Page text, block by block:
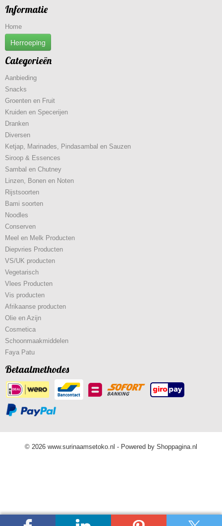
Informatie
Home
Herroeping
Categorieën
Aanbieding
Snacks
Groenten en Fruit
Kruiden en Specerijen
Dranken
Diversen
Ketjap, Marinades, Pindasambal en Sauzen
Siroop & Essences
Sambal en Chutney
Linzen, Bonen en Noten
Rijstsoorten
Bami soorten
Noodles
Conserven
Meel en Melk Producten
Diepvries Producten
VS/UK producten
Vegetarisch
Vlees Producten
Vis producten
Afrikaanse producten
Olie en Azijn
Cosmetica
Schoonmaakmiddelen
Faya Patu
Betaalmethodes
© 2026 www.surinaamsetoko.nl - Powered by Shoppagina.nl